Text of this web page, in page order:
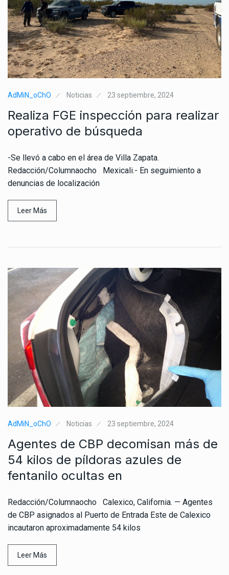
AdMiN_oChO Noticias 23 septiembre, 2024
Realiza FGE inspección para realizar
operativo de búsqueda
-Se llevó a cabo en el área de Villa Zapata.
Redacción/Columnaocho Mexicali.- En seguimiento a
denuncias de localización
Leer Más
AdMiN_oChO Noticias 23 septiembre, 2024
Agentes de CBP decomisan más de
54 kilos de píldoras azules de
fentanilo ocultas en
Redacción/Columnaocho Calexico, California. — Agentes
de CBP asignados al Puerto de Entrada Este de Calexico
incautaron aproximadamente 54 kilos
Leer Más